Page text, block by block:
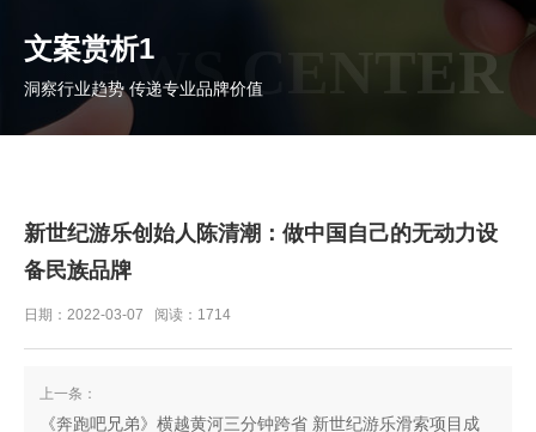
文案赏析1
洞察行业趋势 传递专业品牌价值
NEWS CENTER
新世纪游乐创始人陈清潮：做中国自己的无动力设
备民族品牌
日期：2022-03-07 阅读：1714
上一条：
《奔跑吧兄弟》横越黄河三分钟跨省 新世纪游乐滑索项目成